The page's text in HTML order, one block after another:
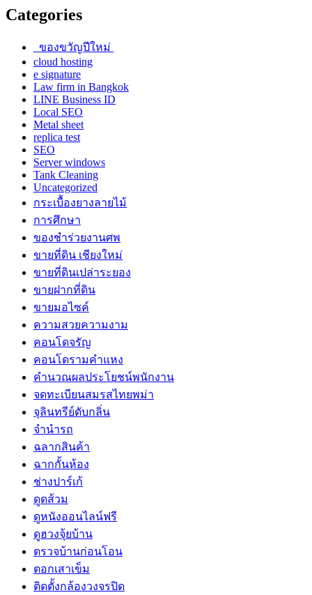
Categories
ของขวัญปีใหม่
cloud hosting
e signature
Law firm in Bangkok
LINE Business ID
Local SEO
Metal sheet
replica test
SEO
Server windows
Tank Cleaning
Uncategorized
กระเบื้องยางลายไม้
การศึกษา
ของชำร่วยงานศพ
ขายที่ดิน เชียงใหม่
ขายที่ดินเปล่าระยอง
ขายฝากที่ดิน
ขายมอไซค์
ความสวยความงาม
คอนโดจรัญ
คอนโดรามคำแหง
คำนวณผลประโยชน์พนักงาน
จดทะเบียนสมรสไทยพม่า
จุลินทรีย์ดับกลิ่น
จํานํารถ
ฉลากสินค้า
ฉากกั้นห้อง
ช่างปาร์เก้
ดูดส้วม
ดูหนังออนไลน์ฟรี
ดูฮวงจุ้ยบ้าน
ตรวจบ้านก่อนโอน
ตอกเสาเข็ม
ติดตั้งกล้องวงจรปิด